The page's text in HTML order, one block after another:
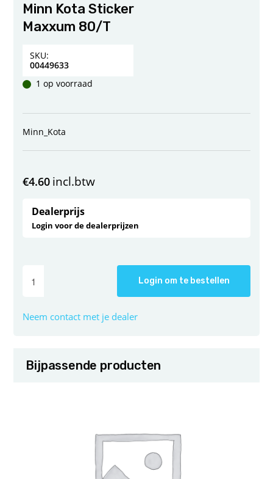
Minn Kota Sticker
Maxxum 80/T
SKU:
00449633
1 op voorraad
Minn_Kota
€4.60 incl.btw
Dealerprijs
Login voor de dealerprijzen
Login om te bestellen
Neem contact met je dealer
Bijpassende producten